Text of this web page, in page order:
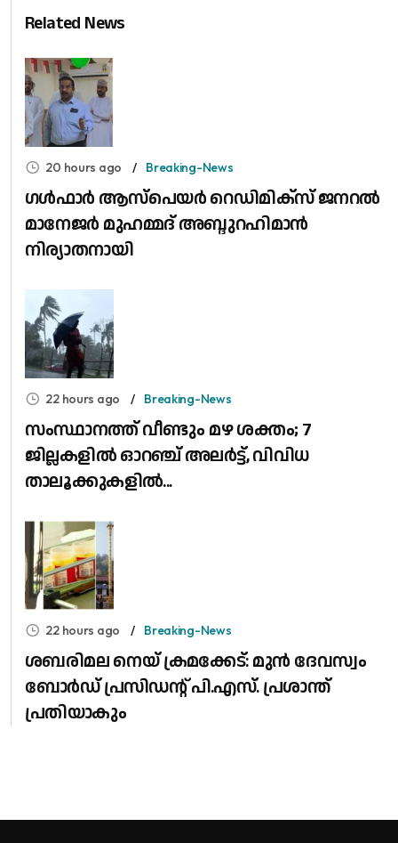
Related News
20 hours ago Breaking-News
​ഗൾഫാർ ആസ്പെയർ റെഡിമിക്സ് ജനറൽ
മാനേജർ മുഹമ്മദ് അബ്ദുറഹിമാൻ
നിര്യാതനായി
22 hours ago Breaking-News
സംസ്ഥാനത്ത് വീണ്ടും മഴ ശക്തം; 7
ജില്ലകളിൽ ഓറഞ്ച് അലർട്ട്, വിവിധ
താലൂക്കുകളിൽ...
22 hours ago Breaking-News
ശബരിമല നെയ് ക്രമക്കേട്: മുൻ ദേവസ്വം
ബോർഡ് പ്രസിഡന്റ് പി.എസ്. പ്രശാന്ത്
പ്രതിയാകും